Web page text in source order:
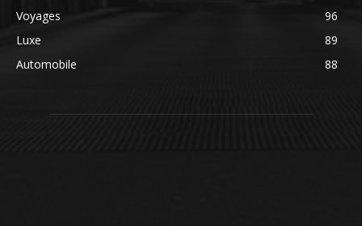
Voyages
96
Luxe
89
Automobile
88